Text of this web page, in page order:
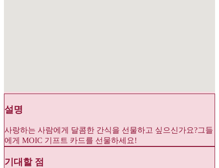
설명
사랑하는 사람에게 달콤한 간식을 선물하고 싶으신가요?그들
에게 MOIC 기프트 카드를 선물하세요!
기대할 점